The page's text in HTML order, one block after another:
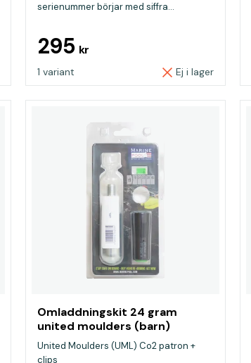
serienummer börjar med siffra...
295 kr
1 variant Ej i lager
Omladdningskit 24 gram
united moulders (barn)
United Moulders (UML) Co2 patron +
clips